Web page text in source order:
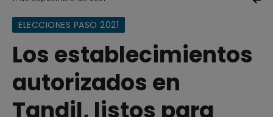
ELECCIONES PASO 2021
Los establecimientos
autorizados en
Tandil, listos para